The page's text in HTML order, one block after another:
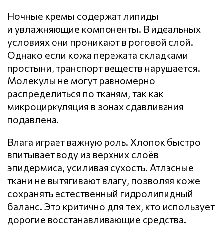
Ночные кремы содержат липиды
и увлажняющие компоненты. В идеальных
условиях они проникают в роговой слой.
Однако если кожа пережата складками
простыни, транспорт веществ нарушается.
Молекулы не могут равномерно
распределиться по тканям, так как
микроциркуляция в зонах сдавливания
подавлена.
Влага играет важную роль. Хлопок быстро
впитывает воду из верхних слоёв
эпидермиса, усиливая сухость. Атласные
ткани не вытягивают влагу, позволяя коже
сохранять естественный гидролипидный
баланс. Это критично для тех, кто использует
дорогие восстанавливающие средства.